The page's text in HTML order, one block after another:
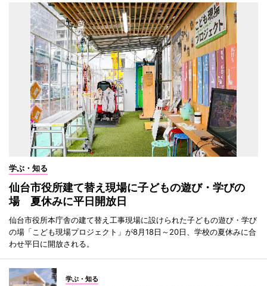
学ぶ・知る
仙台市役所建て替え現場に子どもの遊び・学びの
場 夏休みに平日開放日
仙台市役所本庁舎の建て替え工事現場に設けられた子どもの遊び・学び
の場「こども現場プロジェクト」が8月18日～20日、学校の夏休みに合
わせ平日に開放される。
学ぶ・知る